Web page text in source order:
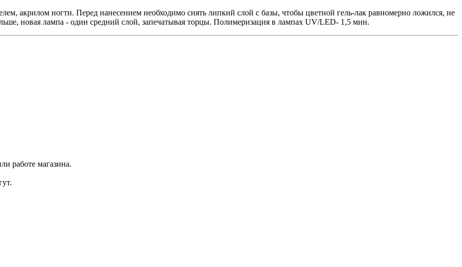
акрилом ногти. Перед нанесением необходимо снять липкий слой с базы, чтобы цветной гель-лак равномерно ложился, не
новая лампа - один средний слой, запечатывая торцы. Полимеризация в лампах UV/LED- 1,5 мин.
работе магазина.